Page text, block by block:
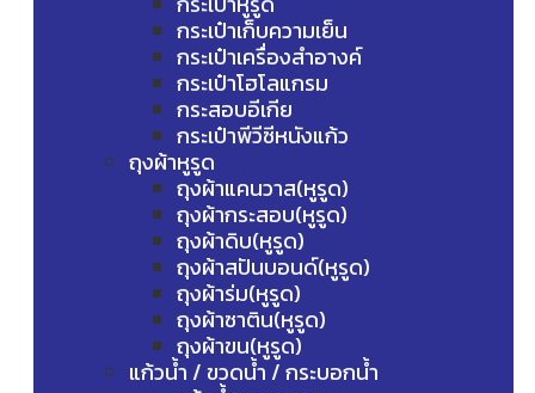
กระเป๋าเก็บความเย็น
กระเป๋าเครื่องสำอางค์
กระเป๋าโฮโลแกรม
กระสอบอีเกีย
กระเป๋าพีวีซีหนังแก้ว
ถุงผ้าหูรูด
ถุงผ้าแคนวาส(หูรูด)
ถุงผ้ากระสอบ(หูรูด)
ถุงผ้าดิบ(หูรูด)
ถุงผ้าสปันบอนด์(หูรูด)
ถุงผ้าร่ม(หูรูด)
ถุงผ้าซาติน(หูรูด)
ถุงผ้าขน(หูรูด)
แก้วน้ำ / ขวดน้ำ / กระบอกน้ำ